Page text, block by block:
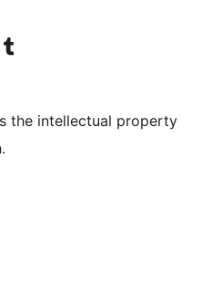
canal al YouTube
Visiteu el nostre compte de Tumblr
the intellectual property